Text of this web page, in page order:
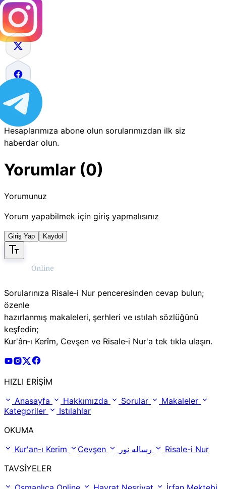
Hesaplarımıza abone olun sorularımızdan ilk siz
haberdar olun.
Yorumlar (0)
Yorumunuz
Yorum yapabilmek için giriş yapmalısınız
Giriş Yap Kaydol
Sorularınıza Risale‑i Nur penceresinden cevap bulun;
özenle
hazırlanmış makaleleri, şerhleri ve ıstılah sözlüğünü
keşfedin;
Kur'ân‑ı Kerîm, Cevşen ve Risale‑i Nur'a tek tıkla ulaşın.
Risale Online Youtube Hesabı
Risale Online Instagram Hesabı
Risale Online X Hesabı
HIZLI ERİŞİM
Anasayfa
Hakkımızda Sorular
Makaleler
Kategoriler
Istılahlar
OKUMA
Kur'an-ı Kerim
Cevşen
Risale-i Nur
TAVSİYELER